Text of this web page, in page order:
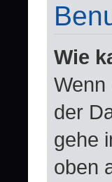
Wie
Wenn
der
gehe
oben